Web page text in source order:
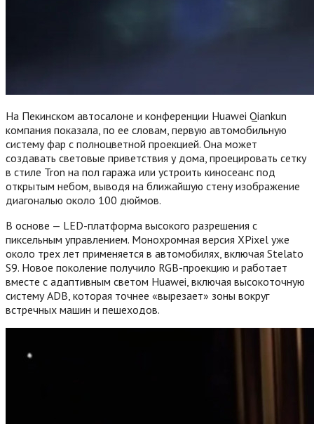
На Пекинском автосалоне и конференции Huawei Qiankun
компания показала, по ее словам, первую автомобильную
систему фар с полноцветной проекцией. Она может
создавать световые приветствия у дома, проецировать сетку
в стиле Tron на пол гаража или устроить киносеанс под
открытым небом, выводя на ближайшую стену изображение
диагональю около 100 дюймов.
В основе — LED-платформа высокого разрешения с
пиксельным управлением. Монохромная версия XPixel уже
около трех лет применяется в автомобилях, включая Stelato
S9. Новое поколение получило RGB-проекцию и работает
вместе с адаптивным светом Huawei, включая высокоточную
систему ADB, которая точнее «вырезает» зоны вокруг
встречных машин и пешеходов.